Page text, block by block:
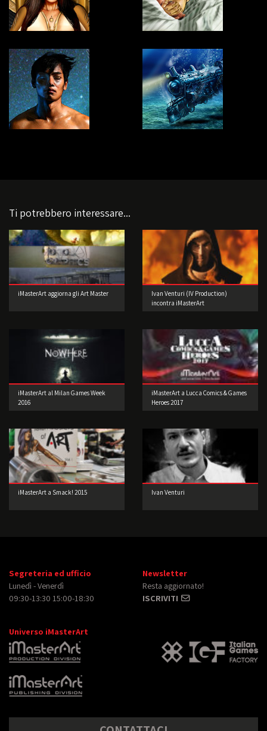
Ti potrebbero interessare...
iMasterArt aggiorna gli Art Master
Ivan Venturi (IV Production)
incontra iMasterArt
iMasterArt al Milan Games Week
2016
iMasterArt a Lucca Comics & Games
Heroes 2017
iMasterArt a Smack! 2015 Ivan Venturi
Segreteria ed ufficio
Lunedì - Venerdì
09:30-13:30 15:00-18:30
Newsletter
Resta aggiornato!
ISCRIVITI
Universo iMasterArt